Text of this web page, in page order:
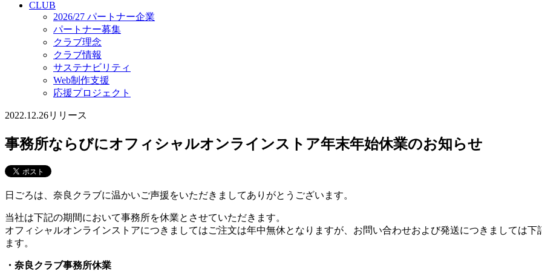
CLUB
2026/27 パートナー企業
パートナー募集
クラブ理念
クラブ情報
サステナビリティ
Web制作支援
応援プロジェクト
2022.12.26リリース
事務所ならびにオフィシャルオンラインストア年末年始休業のお知らせ
日ごろは、奈良クラブに温かいご声援をいただきましてありがとうございます。
当社は下記の期間において事務所を休業とさせていただきます。
オフィシャルオンラインストアにつきましてはご注文は年中無休となりますが、お問い合わせおよび発送につきましては下
ます。
・奈良クラブ事務所休業